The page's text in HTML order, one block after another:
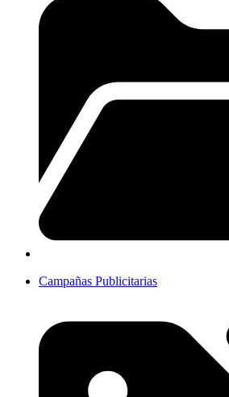
Campañas Publicitarias